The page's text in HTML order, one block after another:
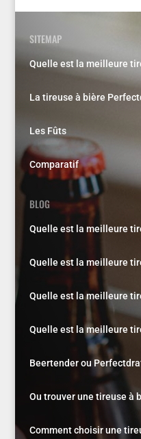
SITEMAP
Quelle est la meilleure
La tireuse à bière
Les Fûts
Comparatif
BLOG
Quelle est la meilleure
Quelle est la meilleure
Quelle est la meilleure
Quelle est la meilleure
Beertender ou
Ou trouver une tireuse à
Comment choisir une